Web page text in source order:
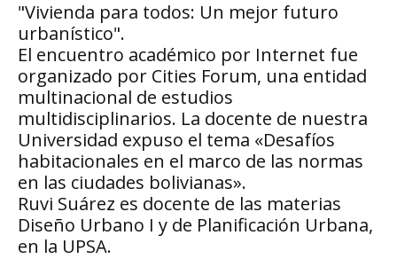
"Vivienda para todos: Un mejor futuro
urbanístico".
El encuentro académico por Internet fue
organizado por Cities Forum, una entidad
multinacional de estudios
multidisciplinarios. La docente de nuestra
Universidad expuso el tema «Desafíos
habitacionales en el marco de las normas
en las ciudades bolivianas».
Ruvi Suárez es docente de las materias
Diseño Urbano I y de Planificación Urbana,
en la UPSA.